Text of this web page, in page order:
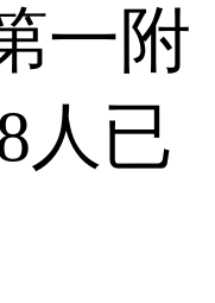
一附
人已